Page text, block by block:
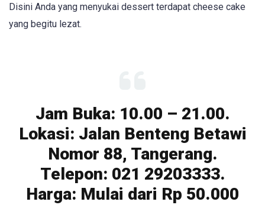
Disini Anda yang menyukai dessert terdapat cheese cake
yang begitu lezat.
Jam Buka: 10.00 – 21.00.
Lokasi: Jalan Benteng Betawi
Nomor 88, Tangerang.
Telepon: 021 29203333.
Harga: Mulai dari Rp 50.000